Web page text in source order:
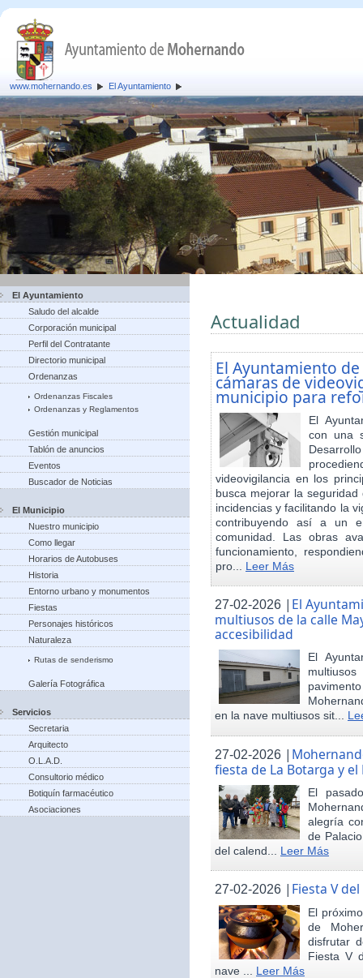
www.mohernando.es El Ayuntamiento
El Ayuntamiento
Saludo del alcalde
Corporación municipal
Perfil del Contratante
Directorio municipal
Ordenanzas
Ordenanzas Fiscales
Ordenanzas y Reglamentos
Gestión municipal
Tablón de anuncios
Eventos
Buscador de Noticias
El Municipio
Nuestro municipio
Como llegar
Horarios de Autobuses
Historia
Entorno urbano y monumentos
Fiestas
Personajes históricos
Naturaleza
Rutas de senderismo
Galería Fotográfica
Servicios
Secretaria
Arquitecto
O.L.A.D.
Consultorio médico
Botiquín farmacéutico
Asociaciones
Actualidad
El Ayuntamiento
cámaras de
municipio para
El
con una
videovigilancia en los
busca mejorar la
incidencias y facilitando la
contribuyendo así a un
comunidad. Las obras
funcionamiento,
pro... Leer Más
27-02-2026 | El
multiusos de la calle
accesibilidad
El
en la nave multiusos sit...
27-02-2026 |
fiesta de La Botarga y
El
alegría
de
del calend... Leer Más
27-02-2026 | Fiesta V
El
de
disfrutar
Fiesta V
nave ... Leer Más